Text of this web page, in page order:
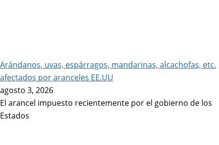
Arándanos, uvas, espárragos, mandarinas, alcachofas, etc.
afectados por aranceles EE.UU
agosto 3, 2026
El arancel impuesto recientemente por el gobierno de los
Estados